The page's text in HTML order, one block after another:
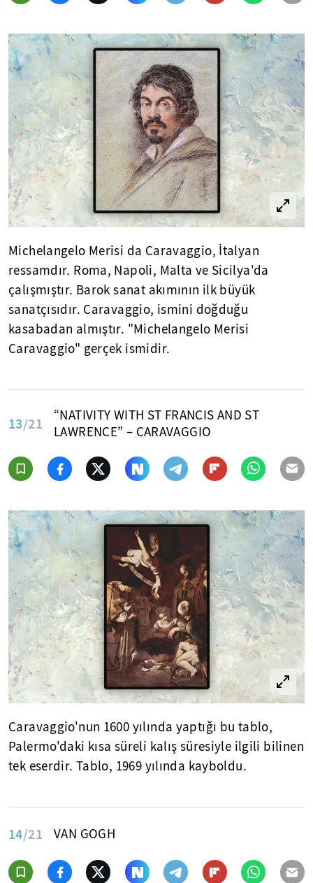
Michelangelo Merisi da Caravaggio, İtalyan
ressamdır. Roma, Napoli, Malta ve Sicilya'da
çalışmıştır. Barok sanat akımının ilk büyük
sanatçısıdır. Caravaggio, ismini doğduğu
kasabadan almıştır. "Michelangelo Merisi
Caravaggio" gerçek ismidir.
13/21
“NATIVITY WITH ST FRANCIS AND ST
LAWRENCE” – CARAVAGGIO
Caravaggio'nun 1600 yılında yaptığı bu tablo,
Palermo'daki kısa süreli kalış süresiyle ilgili bilinen
tek eserdir. Tablo, 1969 yılında kayboldu.
14/21 VAN GOGH